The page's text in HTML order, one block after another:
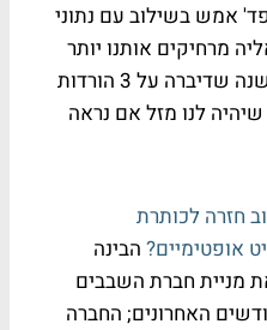
אמש בשילוב עם נתוני
מרחיקים אותנו יותר
ויותר מתחזית הפד' בתחילת השנה שדיברה על 3 הורדות
ומבהירות שיהיה לנו מזל אם נראה
חזרה לכותרת
הבינה
מניית חברת השבבים
כבר ב-104% ב-12 החודשים האחרונים; החברה